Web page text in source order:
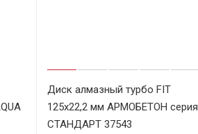
Диск алмазный турбо FIT
125х22,2 мм АРМОБЕТОН серия
СТАНДАРТ 37543